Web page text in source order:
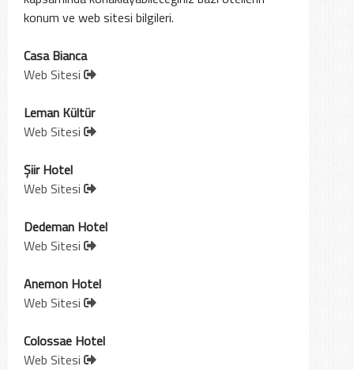
konum ve web sitesi bilgileri.
Casa Bianca
Web Sitesi
Leman Kültür
Web Sitesi
Şiir Hotel
Web Sitesi
Dedeman Hotel
Web Sitesi
Anemon Hotel
Web Sitesi
Colossae Hotel
Web Sitesi